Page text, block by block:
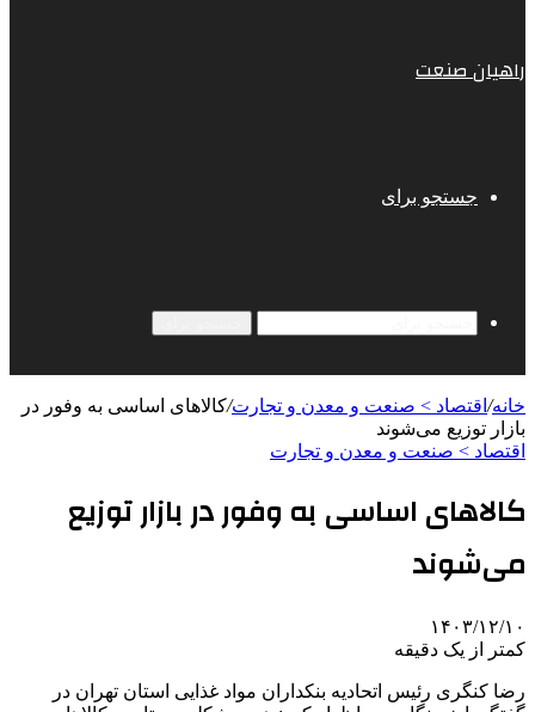
راهیان صنعت
جستجو برای
خانه/ اقتصاد > صنعت و معدن و تجارت/کالاهای اساسی به وفور در
بازار توزیع می‌شوند
اقتصاد > صنعت و معدن و تجارت
کالاهای اساسی به وفور در بازار توزیع
می‌شوند
۱۴۰۳/۱۲/۱۰
کمتر از یک دقیقه
رضا کنگری رئیس اتحادیه بنکداران مواد غذایی استان تهران در